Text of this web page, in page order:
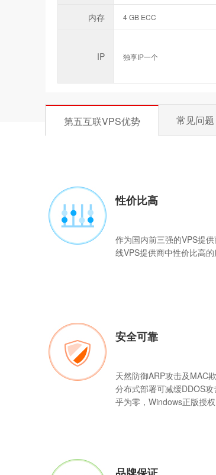
内存 4 GB ECC
IP 独享IP一个
第五互联VPS优势 常见问题
性价比高
作为国内前三强的VPS提
线VPS提供商中性价比高的
安全可靠
天然防御ARP攻击及MAC欺
分布式部署可减缓DDOS
乎为零，Windows正版授权